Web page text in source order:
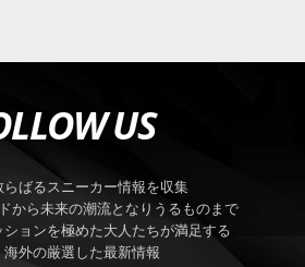
US
らばるスニーカー情報を収集
から未来の潮流となりうるものまで
ョンを極めた大人たちが満足する
海外の厳選した最新情報